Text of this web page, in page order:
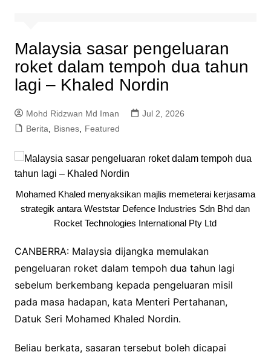
Malaysia sasar pengeluaran
roket dalam tempoh dua tahun
lagi – Khaled Nordin
Mohd Ridzwan Md Iman
Jul 2, 2026
Berita, Bisnes, Featured
Mohamed Khaled menyaksikan majlis memeterai kerjasama
strategik antara Weststar Defence Industries Sdn Bhd dan
Rocket Technologies International Pty Ltd
CANBERRA: Malaysia dijangka memulakan
pengeluaran roket dalam tempoh dua tahun lagi
sebelum berkembang kepada pengeluaran misil
pada masa hadapan, kata Menteri Pertahanan,
Datuk Seri Mohamed Khaled Nordin.
Beliau berkata, sasaran tersebut boleh dicapai